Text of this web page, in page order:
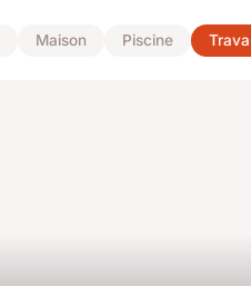
Maison Piscine